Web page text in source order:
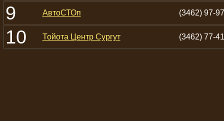
9 АвтоСТОп (3462) 97-
10 Тойота Центр Сургут (3462) 77-